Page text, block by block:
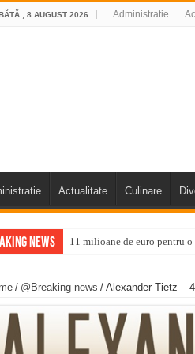
, 8 AUGUST 2026 Administratie
Actualitate Culinare
News 11 milioane de euro pentru
Întreruperi temporare ale
ANUNŢ OPRIRE ANUNŢ
Anunț important – Închidere
/ @Breaking news / Alexander Tietz –